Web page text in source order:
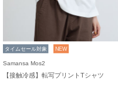
タイムセール対象 NEW
Samansa Mos2
【接触冷感】転写プリントTシャツ